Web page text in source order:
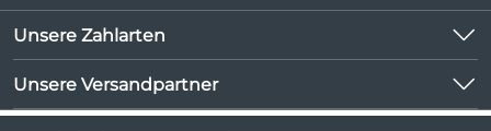
Kundeninformationen
Newsletter
Lieferbedingungen
Kundenlogin
Unsere Bestseller
Marken
Neu
Unsere Zahlarten
Unsere Versandpartner